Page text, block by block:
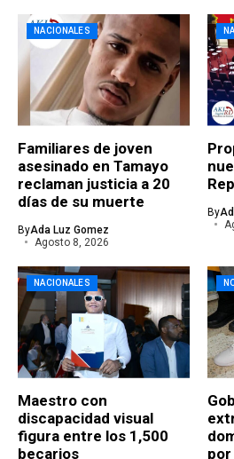
NACIONALES
Familiares de joven
asesinado en Tamayo
reclaman justicia a 20
días de su muerte
ByAda Luz Gomez
Agosto 8, 2026
By
NACIONALES
Maestro con
discapacidad visual
figura entre los 1,500
becarios
por